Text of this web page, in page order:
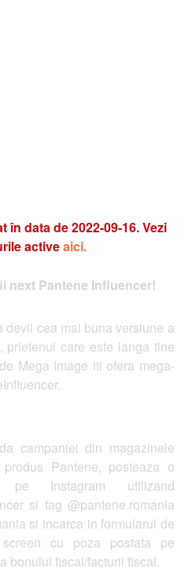
2022-09-16. Vezi
aici.
Influencer!
mai buna versiune a
care este langa tine
iti ofera mega-
din magazinele
posteaza o
utilizand
@pantene.romania
in formularul de
poza postata pe
facturii fiscal.